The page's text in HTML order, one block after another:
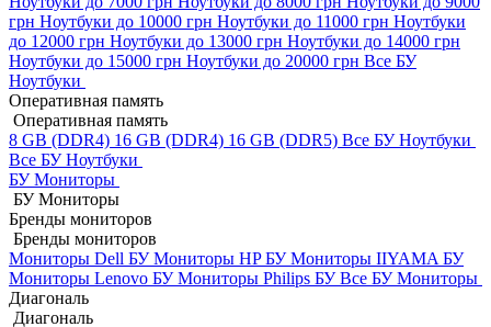
грн Ноутбуки до 10000 грн Ноутбуки до 11000 грн Ноутбуки
до 12000 грн Ноутбуки до 13000 грн Ноутбуки до 14000 грн
Ноутбуки до 15000 грн Ноутбуки до 20000 грн Все БУ
Ноутбуки
Оперативная память
Оперативная память
8 GB (DDR4) 16 GB (DDR4) 16 GB (DDR5) Все БУ Ноутбуки
Все БУ Ноутбуки
БУ Мониторы
БУ Мониторы
Бренды мониторов
Бренды мониторов
Мониторы Dell БУМониторы HP БУМониторы IIYAMA БУ
Мониторы Lenovo БУМониторы Philips БУВсе БУ Мониторы
Диагональ
Диагональ